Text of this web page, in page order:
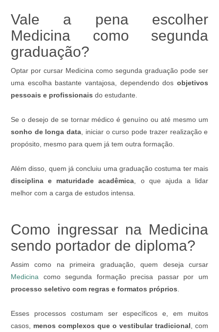
Vale a pena escolher
Medicina como segunda
graduação?
Optar por cursar Medicina como segunda graduação pode ser
uma escolha bastante vantajosa, dependendo dos objetivos
pessoais e profissionais do estudante.
Se o desejo de se tornar médico é genuíno ou até mesmo um
sonho de longa data , iniciar o curso pode trazer realização e
propósito, mesmo para quem já tem outra formação.
Além disso, quem já concluiu uma graduação costuma ter mais
disciplina e maturidade acadêmica , o que ajuda a lidar
melhor com a carga de estudos intensa.
Como ingressar na Medicina
sendo portador de diploma?
Assim como na primeira graduação, quem deseja cursar
Medicina como segunda formação precisa passar por um
processo seletivo com regras e formatos próprios
Esses processos costumam ser específicos e, em muitos
casos, menos complexos que o vestibular tradicional , com